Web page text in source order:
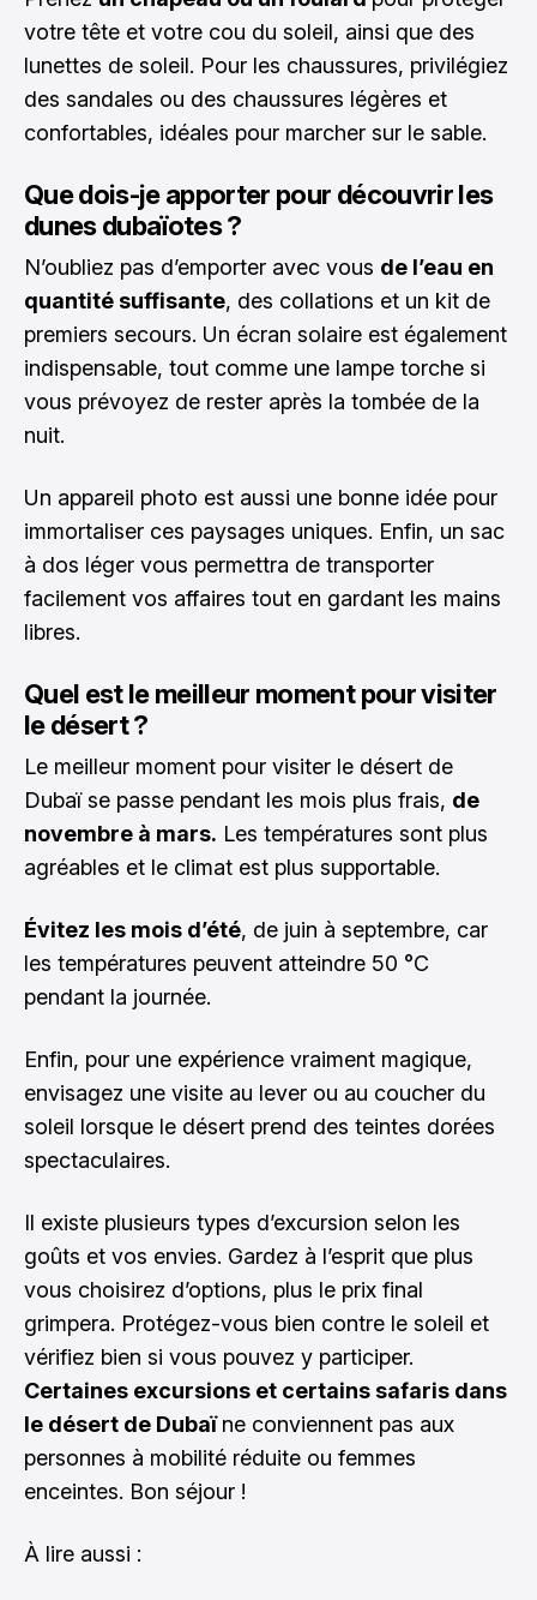
votre tête et votre cou du soleil, ainsi que des
lunettes de soleil. Pour les chaussures, privilégiez
des sandales ou des chaussures légères et
confortables, idéales pour marcher sur le sable.
Que dois-je apporter pour découvrir les
dunes dubaïotes ?
N’oubliez pas d’emporter avec vous de l’eau en
quantité suffisante, des collations et un kit de
premiers secours. Un écran solaire est également
indispensable, tout comme une lampe torche si
vous prévoyez de rester après la tombée de la
nuit.
Un appareil photo est aussi une bonne idée pour
immortaliser ces paysages uniques. Enfin, un sac
à dos léger vous permettra de transporter
facilement vos affaires tout en gardant les mains
libres.
Quel est le meilleur moment pour visiter
le désert ?
Le meilleur moment pour visiter le désert de
Dubaï se passe pendant les mois plus frais, de
novembre à mars. Les températures sont plus
agréables et le climat est plus supportable.
Évitez les mois d’été, de juin à septembre, car
les températures peuvent atteindre 50 °C
pendant la journée.
Enfin, pour une expérience vraiment magique,
envisagez une visite au lever ou au coucher du
soleil lorsque le désert prend des teintes dorées
spectaculaires.
Il existe plusieurs types d’excursion selon les
goûts et vos envies. Gardez à l’esprit que plus
vous choisirez d’options, plus le prix final
grimpera. Protégez-vous bien contre le soleil et
vérifiez bien si vous pouvez y participer.
Certaines excursions et certains safaris dans
le désert de Dubaïne conviennent pas aux
personnes à mobilité réduite ou femmes
enceintes. Bon séjour !
À lire aussi :